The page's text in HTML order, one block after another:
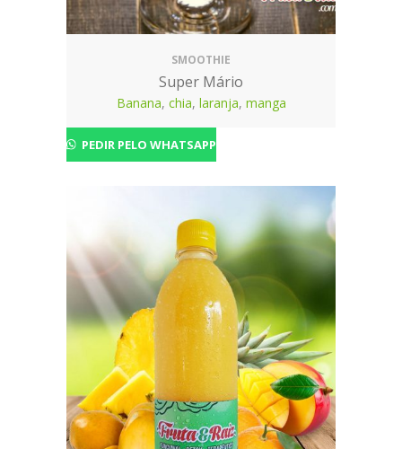
SMOOTHIE
Super Mário
Banana, chia, laranja, manga
PEDIR PELO WHATSAPP